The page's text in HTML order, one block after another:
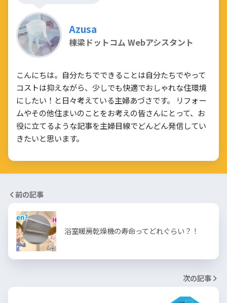
Azusa
棟梁ドットコム Webアシスタント
こんにちは。自分たちでできることは自分たちでやって
コストは抑えながら、少しでも快適でおしゃれな住環境
にしたい！と日々考えている主婦あづさです。 リフォー
ムやその他住まいのことをお考えの皆さんにとって、お
役に立てるような記事を主婦目線でどんどん発信してい
きたいと思います。
前の記事
浴室暖房乾燥機の寿命ってどれぐらい？！
次の記事